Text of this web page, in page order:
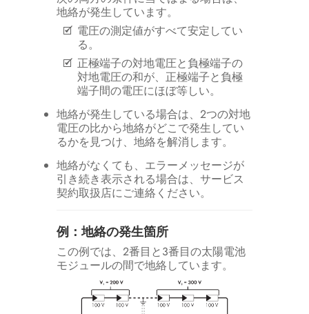
地絡が発生しています。
電圧の測定値がすべて安定してい
る。
正極端子の対地電圧と負極端子の
対地電圧の和が、正極端子と負極
端子間の電圧にほぼ等しい。
地絡が発生している場合は、2つの対地
電圧の比から地絡がどこで発生してい
るかを見つけ、地絡を解消します。
地絡がなくても、エラーメッセージが
引き続き表示される場合は、サービス
契約取扱店にご連絡ください。
例：地絡の発生箇所
この例では、2番目と3番目の太陽電池
モジュールの間で地絡しています。